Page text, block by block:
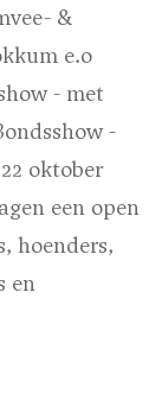
&
e.o
- met
-
oktober
een open
hoenders,
en